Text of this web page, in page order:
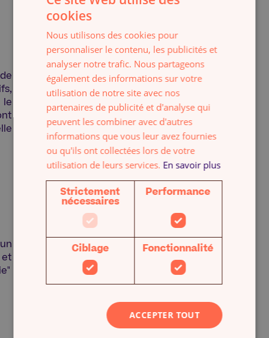
Les dirigeants nous
fontconfiance!
cookies
Nous utilisons des cookies pour
personnaliser le contenu, les publicités et
analyser notre trafic. Nous partageons
également des informations sur votre
utilisation de notre site avec nos
partenaires de publicité et d'analyse qui
peuvent les combiner avec d'autres
informations que vous leur avez fournies
ou qu'ils ont collectées lors de votre
utilisation de leurs services. En savoir plus
Strictement
nécessaires
Performance
Ciblage Fonctionnalité
ACCEPTER TOUT